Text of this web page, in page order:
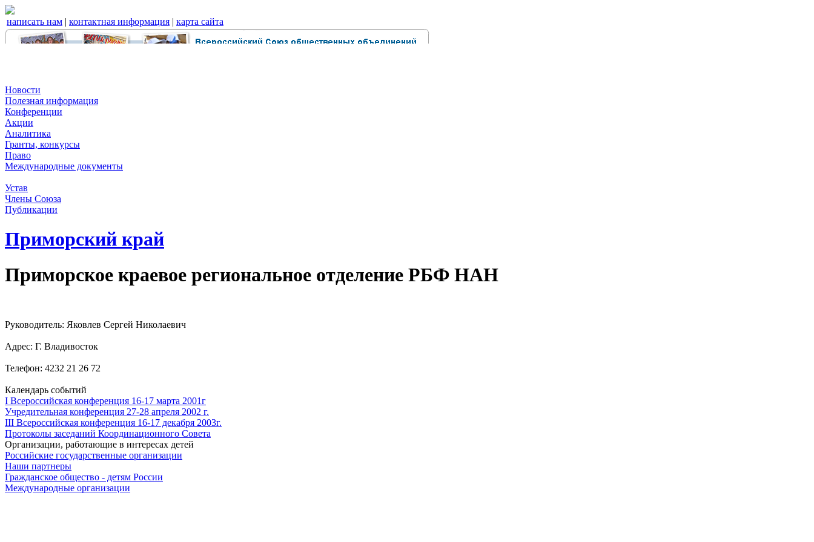
написать нам | контактная информация | карта сайта
Новости
Полезная информация
Конференции
Акции
Аналитика
Гранты, конкурсы
Право
Международные документы
Устав
Члены Союза
Публикации
Приморский край
Приморское краевое региональное отделение РБФ НАН
Руководитель: Яковлев Сергей Николаевич
Адрес: Г. Владивосток
Телефон: 4232 21 26 72
Календарь событий
I Всероссийская конференция 16-17 марта 2001г
Учредительная конференция 27-28 апреля 2002 г.
III Всероссийская конференция 16-17 декабря 2003г.
Протоколы заседаний Координационного Совета
Организации, работающие в интересах детей
Российские государственные организации
Наши партнеры
Гражданское общество - детям России
Международные организации